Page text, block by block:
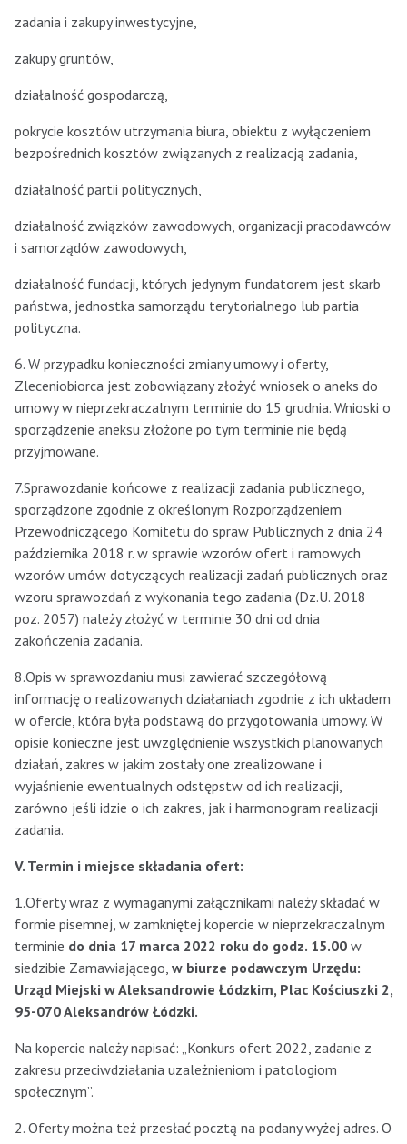
zadania i zakupy inwestycyjne,
zakupy gruntów,
działalność gospodarczą,
pokrycie kosztów utrzymania biura, obiektu z wyłączeniem
bezpośrednich kosztów związanych z realizacją zadania,
działalność partii politycznych,
działalność związków zawodowych, organizacji pracodawców
i samorządów zawodowych,
działalność fundacji, których jedynym fundatorem jest skarb
państwa, jednostka samorządu terytorialnego lub partia
polityczna.
6. W przypadku konieczności zmiany umowy i oferty,
Zleceniobiorca jest zobowiązany złożyć wniosek o aneks do
umowy w nieprzekraczalnym terminie do 15 grudnia. Wnioski o
sporządzenie aneksu złożone po tym terminie nie będą
przyjmowane.
7.Sprawozdanie końcowe z realizacji zadania publicznego,
sporządzone zgodnie z określonym Rozporządzeniem
Przewodniczącego Komitetu do spraw Publicznych z dnia 24
października 2018 r. w sprawie wzorów ofert i ramowych
wzorów umów dotyczących realizacji zadań publicznych oraz
wzoru sprawozdań z wykonania tego zadania (Dz.U. 2018
poz. 2057) należy złożyć w terminie 30 dni od dnia
zakończenia zadania.
8.Opis w sprawozdaniu musi zawierać szczegółową
informację o realizowanych działaniach zgodnie z ich układem
w ofercie, która była podstawą do przygotowania umowy. W
opisie konieczne jest uwzględnienie wszystkich planowanych
działań, zakres w jakim zostały one zrealizowane i
wyjaśnienie ewentualnych odstępstw od ich realizacji,
zarówno jeśli idzie o ich zakres, jak i harmonogram realizacji
zadania.
V. Termin i miejsce składania ofert:
1.Oferty wraz z wymaganymi załącznikami należy składać w
formie pisemnej, w zamkniętej kopercie w nieprzekraczalnym
terminie do dnia 17 marca 2022 roku do godz. 15.00 w
siedzibie Zamawiającego, w biurze podawczym Urzędu:
Urząd Miejski w Aleksandrowie Łódzkim, Plac Kościuszki 2,
95-070 Aleksandrów Łódzki.
Na kopercie należy napisać: „Konkurs ofert 2022, zadanie z
zakresu przeciwdziałania uzależnieniom i patologiom
społecznym”.
2. Oferty można też przesłać pocztą na podany wyżej adres. O